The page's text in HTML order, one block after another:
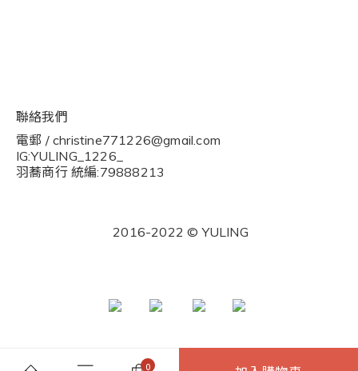
聯絡我們
電郵 / christine771226@gmail.com
IG:YULING_1226_
羽蕎商行 統編:79888213
2016-2022 © YULING